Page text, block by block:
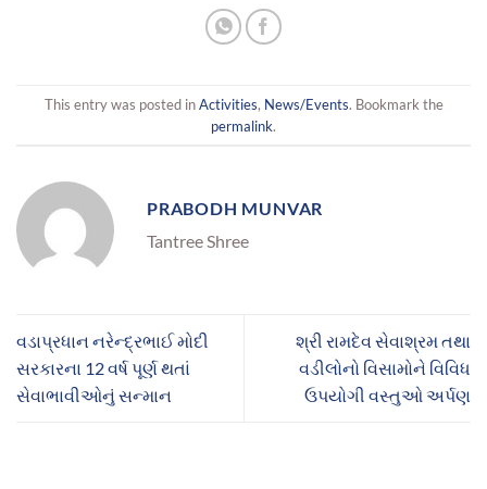
This entry was posted inActivities, News/Events. Bookmark the
permalink.
PRABODH MUNVAR
Tantree Shree
વડાપ્રધાન નરેન્દ્રભાઈ મોદી
સરકારના 12 વર્ષ પૂર્ણ થતાં
સેવાભાવીઓનું સન્માન
શ્રી રામદેવ સેવાશ્રમ તથા
વડીલોનો વિસામોને વિવિધ
ઉપયોગી વસ્તુઓ અર્પણ